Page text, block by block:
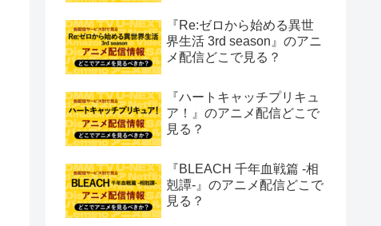
『Re:ゼロから始める異世
界生活 3rd season』のアニ
メ配信どこで見る？
『ハートキャッチプリキュ
ア！』のアニメ配信どこで
見る？
『BLEACH 千年血戦篇 -相
剋譚-』のアニメ配信どこで
見る？